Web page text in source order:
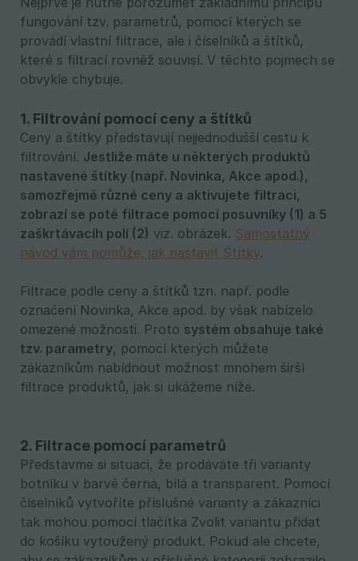
fungování tzv. parametrů, pomocí kterých se
provádí vlastní filtrace, ale i číselníků a štítků,
které s filtrací rovněž souvisí. V těchto pojmech se
obvykle chybuje.
1. Filtrování pomocí ceny a štítků
Ceny a štítky představují nejjednodušší cestu k
filtrování. Jestliže máte u některých produktů
nastavené štítky (např. Novinka, Akce apod.),
samozřejmě různé ceny a aktivujete filtraci,
zobrazí se poté filtrace pomocí posuvníky (1) a 5
zaškrtávacíh polí (2) viz. obrázek. Samostatný
návod vám pomůže, jak nastavit Štítky.
Filtrace podle ceny a štítků tzn. např. podle
označení Novinka, Akce apod. by však nabízelo
omezené možnosti. Proto systém obsahuje také
tzv. parametry, pomocí kterých můžete
zákazníkům nabídnout možnost mnohem širší
filtrace produktů, jak si ukážeme níže.
2. Filtrace pomocí parametrů
Představme si situaci, že prodáváte tři varianty
botníku v barvě černá, bílá a transparent. Pomocí
číselníků vytvoříte příslušné varianty a zákazníci
tak mohou pomocí tlačítka Zvolit variantu přidat
do košíku vytoužený produkt. Pokud ale chcete,